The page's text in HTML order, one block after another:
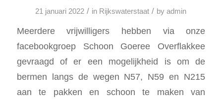
21 januari 2022 / in Rijkswaterstaat / byadmin
Meerdere vrijwilligers hebben via onze
facebookgroep Schoon Goeree Overflakkee
gevraagd of er een mogelijkheid is om de
bermen langs de wegen N57, N59 en N215
aan te pakken en schoon te maken van